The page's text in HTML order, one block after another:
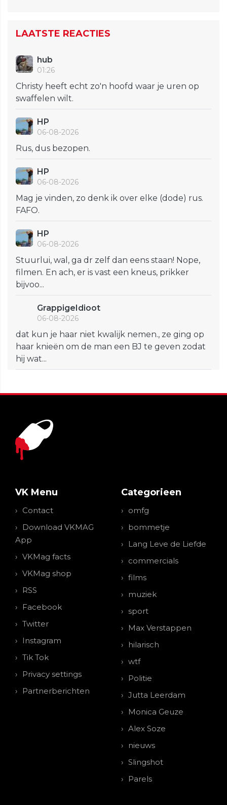
LAATSTE REACTIES
hub
01:26
Christy heeft echt zo'n hoofd waar je uren op
swaffelen wilt.
HP
06-08-2026
Rus, dus bezopen.
HP
06-08-2026
Mag je vinden, zo denk ik over elke (dode) rus.
FAFO.
HP
06-08-2026
Stuurlui, wal, ga dr zelf dan eens staan! Nope,
filmen. En ach, er is vast een kneus, prikker
bijvoo...
GrappigeIdioot
06-08-2026
dat kun je haar niet kwalijk nemen., ze ging op
haar knieën om de man een BJ te geven zodat
hij wat...
VK Menu
Contact
Download VKMAG
App
VKMag facts
VKMag shop
RSS
Facebook
Twitter
Instagram
Tik Tok
Privacy settings
Partnerberichten
Categorieen
omfg
bommetje
Lang Leve de Liefde
commercials
films
muziek
sport
Max Verstappen
hilarisch
wtf
Politie
Jutta Leerdam
Monica Geuze
Alex Soze
nieuws
Slingshot
Parels